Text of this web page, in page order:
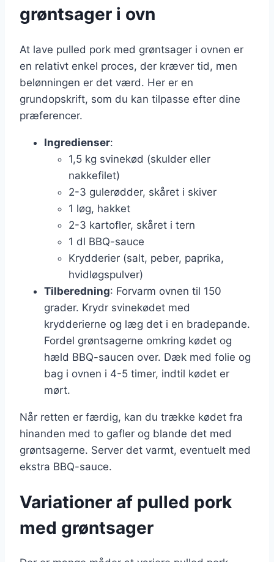
grøntsager i ovn
At lave pulled pork med grøntsager i ovnen er
en relativt enkel proces, der kræver tid, men
belønningen er det værd. Her er en
grundopskrift, som du kan tilpasse efter dine
præferencer.
Ingredienser:
1,5 kg svinekød (skulder eller
nakkefilet)
2-3 gulerødder, skåret i skiver
1 løg, hakket
2-3 kartofler, skåret i tern
1 dl BBQ-sauce
Krydderier (salt, peber, paprika,
hvidløgspulver)
Tilberedning: Forvarm ovnen til 150
grader. Krydr svinekødet med
krydderierne og læg det i en bradepande.
Fordel grøntsagerne omkring kødet og
hæld BBQ-saucen over. Dæk med folie og
bag i ovnen i 4-5 timer, indtil kødet er
mørt.
Når retten er færdig, kan du trække kødet fra
hinanden med to gafler og blande det med
grøntsagerne. Server det varmt, eventuelt med
ekstra BBQ-sauce.
Variationer af pulled pork
med grøntsager